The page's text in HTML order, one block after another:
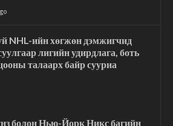
NHL-ийн хөгжөн дэмжигчид
лигийн удирдлага, боть
талаарх байр сууриа
болон Нью-Йорк Никс багийн